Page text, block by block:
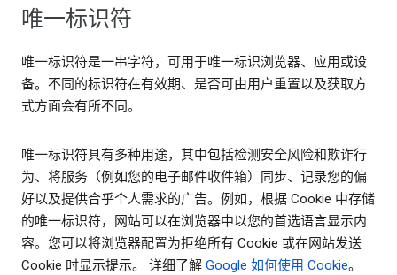
唯一标识符
唯一标识符是一串字符，可用于唯一标识浏览器、应用或设
备。不同的标识符在有效期、是否可由用户重置以及获取方
式方面会有所不同。
唯一标识符具有多种用途，其中包括检测安全风险和欺诈行
为、将服务（例如您的电子邮件收件箱）同步、记录您的偏
好以及提供合乎个人需求的广告。例如，根据 Cookie 中存储
的唯一标识符，网站可以在浏览器中以您的首选语言显示内
容。您可以将浏览器配置为拒绝所有 Cookie 或在网站发送
Cookie 时显示提示。 详细了解 Google 如何使用 Cookie。